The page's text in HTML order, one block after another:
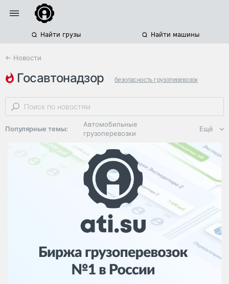
Найти грузы Найти машины
← Новости
госавтонадзор безопасность грузоперевозок
ростовская область автоперевозки опасных грузов
Популярные темы:
Автомобильные
грузоперевозки
Региональная
логистика
ЭДО, ИТ в
логистике
Дороги,
инфраструктура
Логистика, грузы
Негабаритные и
опасные грузы
Безопасность и
Ещё